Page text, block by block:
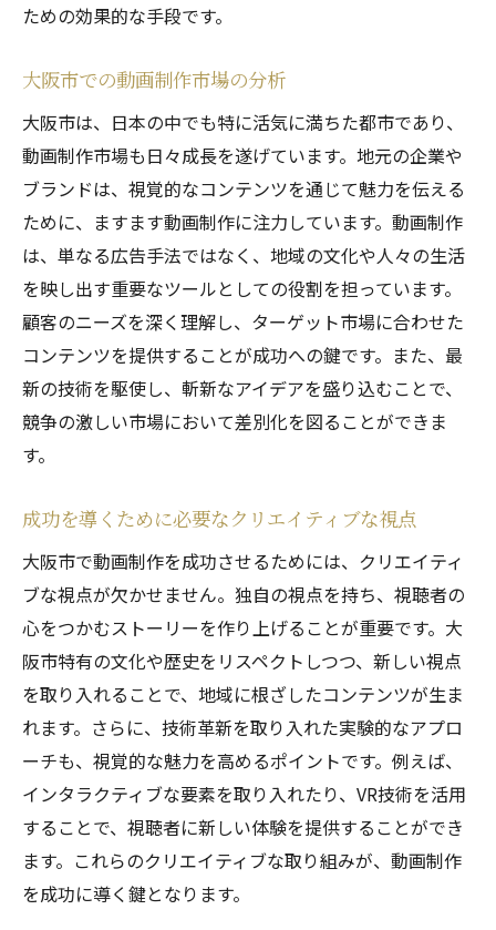
長期的成功を築くためのコミュニケーショ
大阪市で動画制作を行う際の戦略と実際のケー
ススタディ
大阪市を舞台にした戦略的プランニング
成功事例から学ぶ効果的な戦略
地域特有の課題に対応したソリューション
大阪市における競争優位性の確立
視聴者分析を活かしたマーケティング手法
ケーススタディから得られる制作のヒント
ための効果的な手段です。
大阪市での動画制作市場の分析
大阪市は、日本の中でも特に活気に満ちた都市であり、
動画制作市場も日々成長を遂げています。地元の企業や
ブランドは、視覚的なコンテンツを通じて魅力を伝える
ために、ますます動画制作に注力しています。動画制作
は、単なる広告手法ではなく、地域の文化や人々の生活
を映し出す重要なツールとしての役割を担っています。
顧客のニーズを深く理解し、ターゲット市場に合わせた
コンテンツを提供することが成功への鍵です。また、最
新の技術を駆使し、斬新なアイデアを盛り込むことで、
競争の激しい市場において差別化を図ることができま
す。
成功を導くために必要なクリエイティブな視点
大阪市で動画制作を成功させるためには、クリエイティ
ブな視点が欠かせません。独自の視点を持ち、視聴者の
心をつかむストーリーを作り上げることが重要です。大
阪市特有の文化や歴史をリスペクトしつつ、新しい視点
を取り入れることで、地域に根ざしたコンテンツが生ま
れます。さらに、技術革新を取り入れた実験的なアプロ
ーチも、視覚的な魅力を高めるポイントです。例えば、
インタラクティブな要素を取り入れたり、VR技術を活用
することで、視聴者に新しい体験を提供することができ
ます。これらのクリエイティブな取り組みが、動画制作
を成功に導く鍵となります。